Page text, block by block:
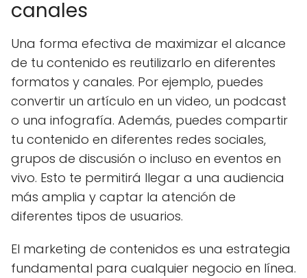
canales
Una forma efectiva de maximizar el alcance
de tu contenido es reutilizarlo en diferentes
formatos y canales. Por ejemplo, puedes
convertir un artículo en un video, un podcast
o una infografía. Además, puedes compartir
tu contenido en diferentes redes sociales,
grupos de discusión o incluso en eventos en
vivo. Esto te permitirá llegar a una audiencia
más amplia y captar la atención de
diferentes tipos de usuarios.
El marketing de contenidos es una estrategia
fundamental para cualquier negocio en línea.